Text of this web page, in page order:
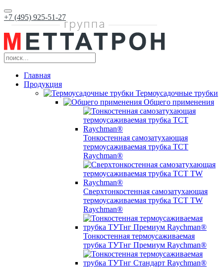
+7 (495) 925-51-27
Главная
Продукция
Термоусадочные трубки
Общего применения
Тонкостенная самозатухающая
термоусаживаемая трубка ТCT
Raychman®
Сверхтонкостенная самозатухающая
термоусаживаемая трубка ТCT TW
Raychman®
Тонкостенная термоусаживаемая
трубка ТУТнг Премиум Raychman®